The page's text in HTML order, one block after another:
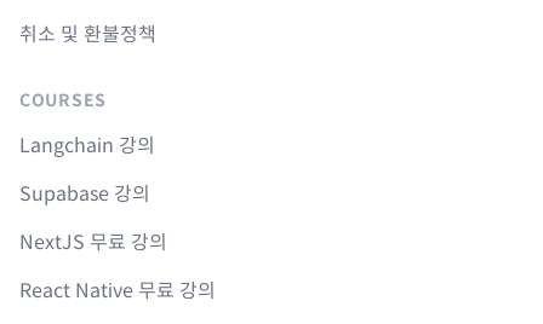
취소 및 환불정책
COURSES
Langchain 강의
Supabase 강의
NextJS 무료 강의
React Native 무료 강의